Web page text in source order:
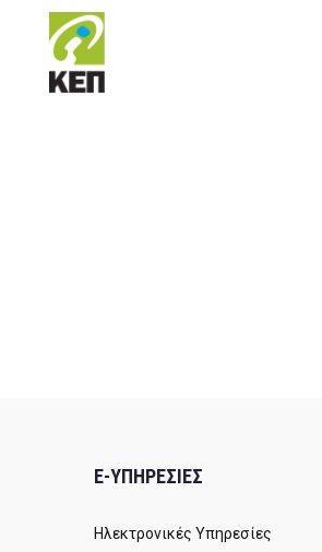
E-ΥΠΗΡΕΣΙΕΣ
Ηλεκτρονικές Υπηρεσίες